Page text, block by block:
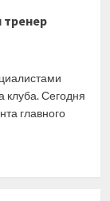
тренер
клуба. Сегодня
главного